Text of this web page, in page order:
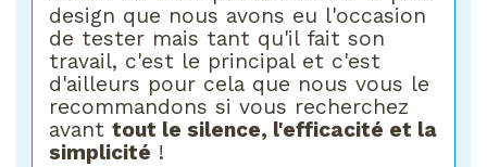
design que nous avons eu l'occasion
de tester mais tant qu'il fait son
travail, c'est le principal et c'est
d'ailleurs pour cela que nous vous le
recommandons si vous recherchez
avanttout le silence, l'efficacité et la
simplicité !